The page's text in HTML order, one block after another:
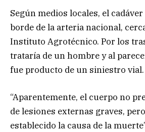
Según medios locales, el
borde de la arteria nacional,
Instituto Agrotécnico. Por los
trataría de un hombre y al
fue producto de un siniestro vial.
“Aparentemente, el cuerpo no
de lesiones externas graves,
establecido la causa de la